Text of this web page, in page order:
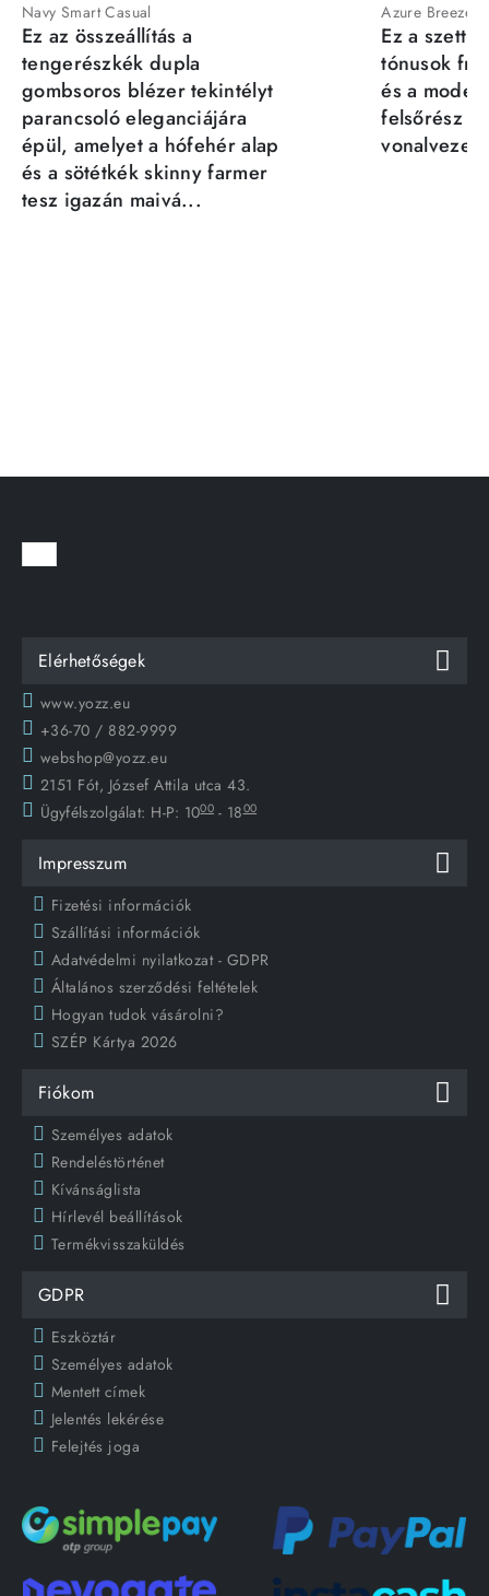
Navy Smart Casual
Ez az összeállítás a
tengerészkék dupla
gombsoros blézer tekintélyt
parancsoló eleganciájára
épül, amelyet a hófehér alap
és a sötétkék skinny farmer
tesz igazán maivá...
Azure Breeze
Ez a szett
tónusok
és a
felsőrész
Elérhetőségek
www.yozz.eu
+36-70 / 882-9999
webshop@yozz.eu
2151 Fót, József Attila utca 43.
Ügyfélszolgálat: H-P: 1000 - 1800
Impresszum
Fizetési információk
Szállítási információk
Adatvédelmi nyilatkozat - GDPR
Általános szerződési feltételek
Hogyan tudok vásárolni?
SZÉP Kártya 2026
Fiókom
Személyes adatok
Rendeléstörténet
Kívánságlista
Hírlevél beállítások
Termékvisszaküldés
GDPR
Eszköztár
Személyes adatok
Mentett címek
Jelentés lekérése
Felejtés joga